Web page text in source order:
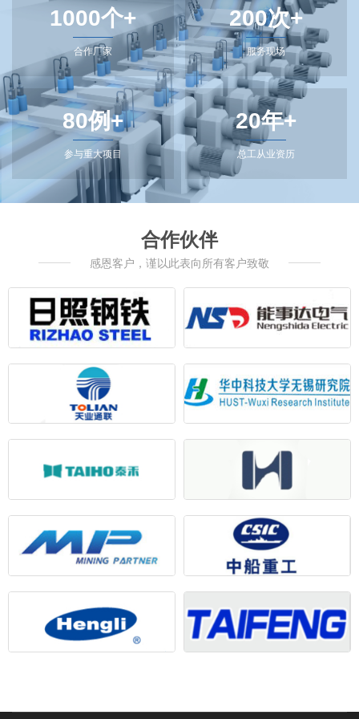
1000个+
合作厂家
200次+
服务现场
80例+
参与重大项目
20年+
总工从业资历
合作伙伴
感恩客户，谨以此表向所有客户致敬